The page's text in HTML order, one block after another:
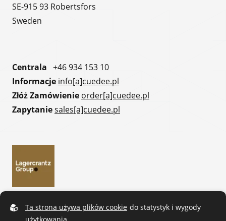
SE-915 93 Robertsfors
Sweden
Centrala +46 934 153 10
Informacje info[a]cuedee.pl
Złóż Zamówienie order[a]cuedee.pl
Zapytaniesales[a]cuedee.pl
Ta strona używa plików cookie do statystyk i wygody